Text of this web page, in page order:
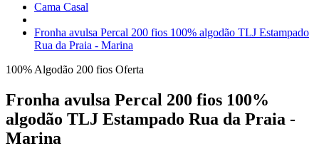
Cama Casal
Fronha avulsa Percal 200 fios 100% algodão TLJ Estampado
Rua da Praia - Marina
100% Algodão 200 fios Oferta
Fronha avulsa Percal 200 fios 100%
algodão TLJ Estampado Rua da Praia -
Marina